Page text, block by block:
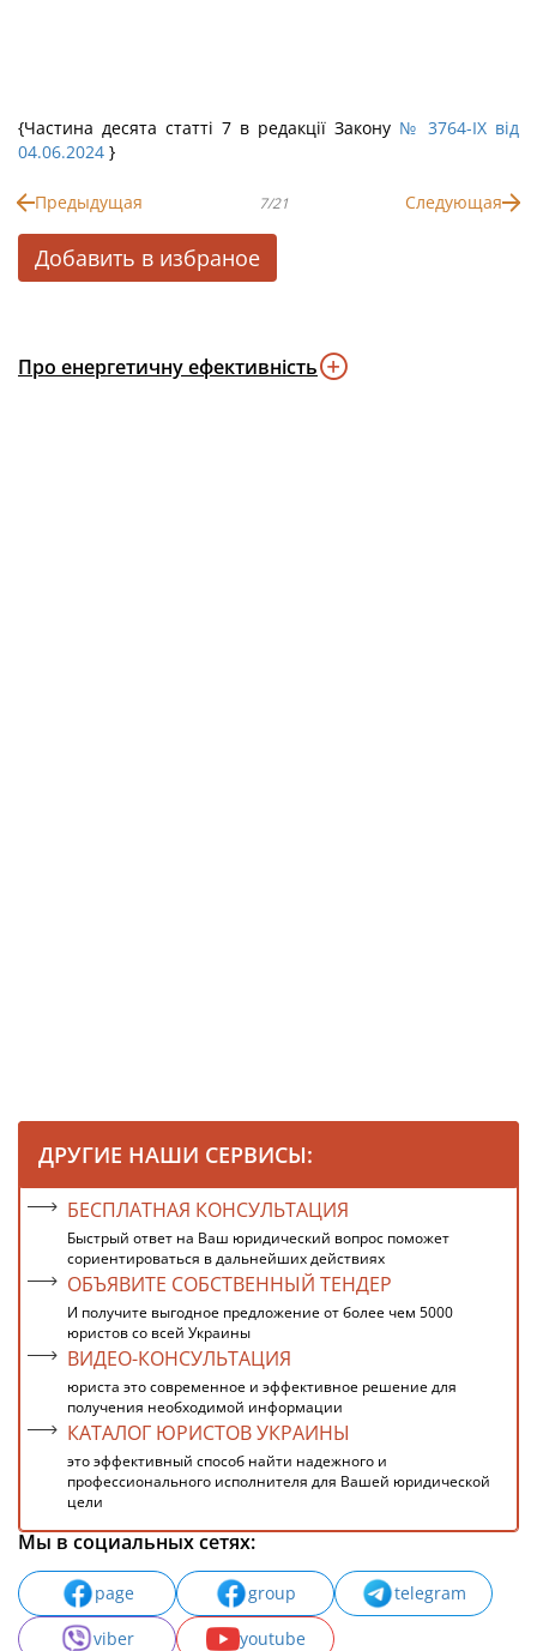
{Частина десята статті 7 в редакції Закону № 3764-IX від
04.06.2024 }
Предыдущая 7/21 Следующая
Добавить в избраное
Про енергетичну ефективність
ДРУГИЕ НАШИ СЕРВИСЫ:
БЕСПЛАТНАЯ КОНСУЛЬТАЦИЯ
Быстрый ответ на Ваш юридический вопрос поможет
сориентироваться в дальнейших действиях
ОБЪЯВИТЕ СОБСТВЕННЫЙ ТЕНДЕР
И получите выгодное предложение от более чем 5000
юристов со всей Украины
ВИДЕО-КОНСУЛЬТАЦИЯ
юриста это современное и эффективное решение для
получения необходимой информации
КАТАЛОГ ЮРИСТОВ УКРАИНЫ
это эффективный способ найти надежного и
профессионального исполнителя для Вашей юридической
цели
Мы в социальных сетях:
page group
telegram
viber
youtube